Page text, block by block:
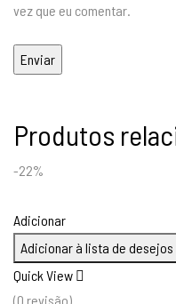
vez que eu comentar.
Produtos
-22%
Adicionar
Adicionar à lista de desejos
Quick View
(0 revisão)